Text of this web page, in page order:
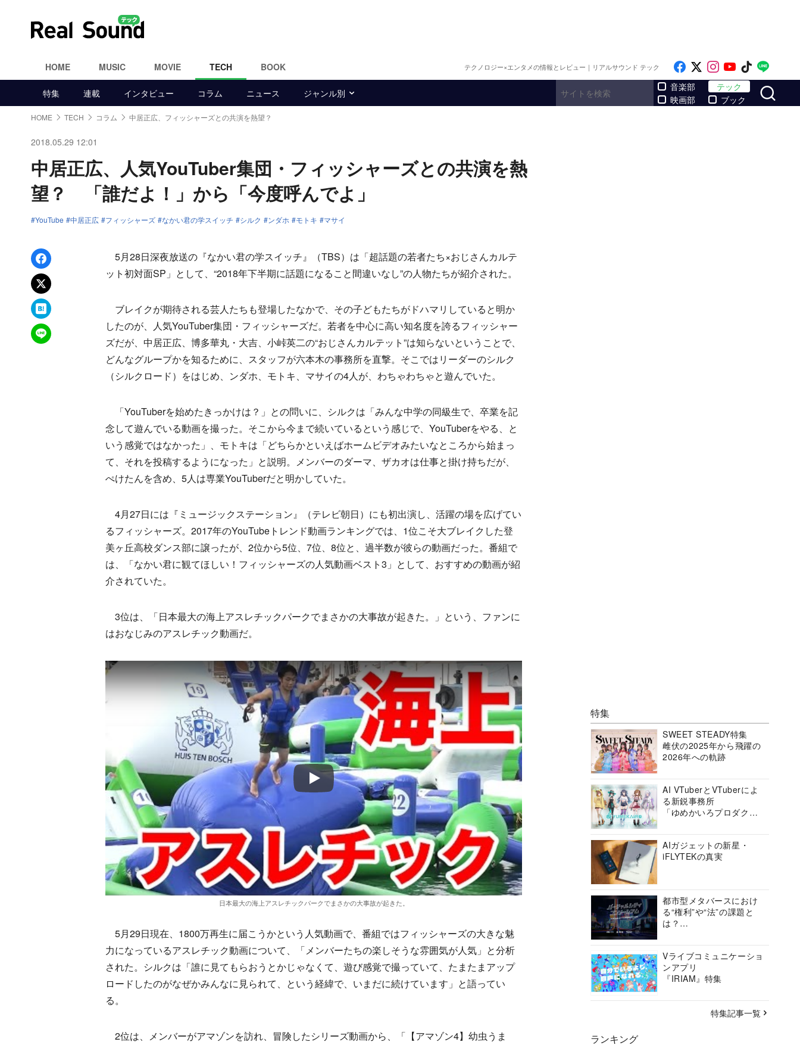
HOME MUSIC MOVIE TECH BOOK テクノロジー×エンタメの情報とレビュー｜リアルサウンド テック Like on Facebook
Follow on x
Follow on
Follow on
Follow
特集 連載 インタビュー コラム ニュース ジャンル別
音楽部
映画部
テック
ブック
HOME TECH コラム 中居正広、フィッシャーズとの共演を熱望？
2018.05.29 12:01
中居正広、人気YouTuber集団・フィッシャーズとの共演を熱
望？ 「誰だよ！」から「今度呼んでよ」
YouTube 中居正広 フィッシャーズ なかい君の学スイッチ シルク ンダホ モトキ マサイ
Facebookでシェア
xでポスト
はてなブックマーク
LINEで送る
5月28日深夜放送の『なかい君の学スイッチ』（TBS）は「超話題の若者たち×おじさんカルテ
ット初対面SP」として、“2018年下半期に話題になること間違いなし”の人物たちが紹介された。
ブレイクが期待される芸人たちも登場したなかで、その子どもたちがドハマリしていると明か
したのが、人気YouTuber集団・フィッシャーズだ。若者を中心に高い知名度を誇るフィッシャー
ズだが、中居正広、博多華丸・大吉、小峠英二の“おじさんカルテット”は知らないということで、
どんなグループかを知るために、スタッフが六本木の事務所を直撃。そこではリーダーのシルク
（シルクロード）をはじめ、ンダホ、モトキ、マサイの4人が、わちゃわちゃと遊んでいた。
「YouTuberを始めたきっかけは？」との問いに、シルクは「みんな中学の同級生で、卒業を記
念して遊んでいる動画を撮った。そこから今まで続いているという感じで、YouTuberをやる、と
いう感覚ではなかった」、モトキは「どちらかといえばホームビデオみたいなところから始まっ
て、それを投稿するようになった」と説明。メンバーのダーマ、ザカオは仕事と掛け持ちだが、
ぺけたんを含め、5人は専業YouTuberだと明かしていた。
4月27日には『ミュージックステーション』（テレビ朝日）にも初出演し、活躍の場を広げてい
るフィッシャーズ。2017年のYouTubeトレンド動画ランキングでは、1位こそ大ブレイクした登
美ヶ丘高校ダンス部に譲ったが、2位から5位、7位、8位と、過半数が彼らの動画だった。番組で
は、「なかい君に観てほしい！フィッシャーズの人気動画ベスト3」として、おすすめの動画が紹
介されていた。
3位は、「日本最大の海上アスレチックパークでまさかの大事故が起きた。」という、ファンに
はおなじみのアスレチック動画だ。
日本最大の海上アスレチックパークでまさかの大事故が起きた。
5月29日現在、1800万再生に届こうかという人気動画で、番組ではフィッシャーズの大きな魅
力になっているアスレチック動画について、「メンバーたちの楽しそうな雰囲気が人気」と分析
された。シルクは「誰に見てもらおうとかじゃなくて、遊び感覚で撮っていて、たまたまアップ
ロードしたのがなぜかみんなに見られて、という経緯で、いまだに続けています」と語ってい
る。
2位は、メンバーがアマゾンを訪れ、冒険したシリーズ動画から、「【アマゾン4】幼虫うま
特集
SWEET STEADY特集
雌伏の2025年から飛躍の
2026年への軌跡
AI VTuberとVTuberによ
る新鋭事務所
「ゆめかいろプロダクシ
AIガジェットの新星・
iFLYTEKの真実
都市型メタバースにおけ
る“権利”や“法”の課題と
は？
ーシアムの挑戦に迫る
Vライブコミュニケーショ
ンアプリ
『IRIAM』特集
特集記事一覧
ランキング